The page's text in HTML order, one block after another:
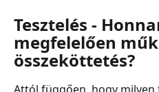
Tesztelés -
megfelelően
összeköttetés?